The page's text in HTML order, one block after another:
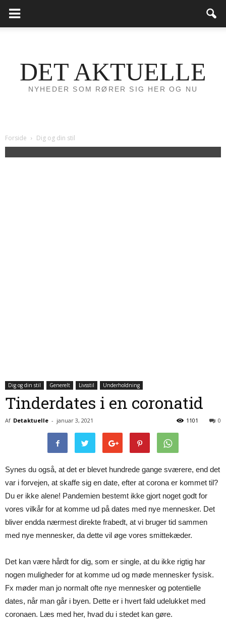
DET AKTUELLE
NYHEDER SOM RØRER SIG HER OG NU
Forside Dig og din stil
Dig og din stil Generelt Livsstil Underholdning
Tinderdates i en coronatid
Af Detaktuelle - januar 3, 2021 0
1101
Synes du også, at det er blevet hundrede gange sværere, end det
var i forvejen, at skaffe sig en date, efter at corona er kommet til?
Du er ikke alene! Pandemien bestemt ikke gjort noget godt for
vores vilkår for at komme ud på dates med nye mennesker. Det
bliver endda nærmest direkte frabedt, at vi bruger tid sammen
med nye mennesker, da dette vil øge vores smittekæder.
Det kan være hårdt for dig, som er single, at du ikke rigtig har
nogen muligheder for at komme ud og møde mennesker fysisk.
Fx møder man jo normalt ofte nye mennesker og potentielle
dates, når man går i byen. Dette er i hvert fald udelukket med
coronaen. Læs med her, hvad du i stedet kan gøre.